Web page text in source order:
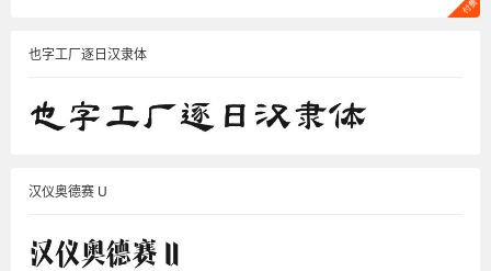
也字工厂逐日汉隶体
汉仪奥德赛 U